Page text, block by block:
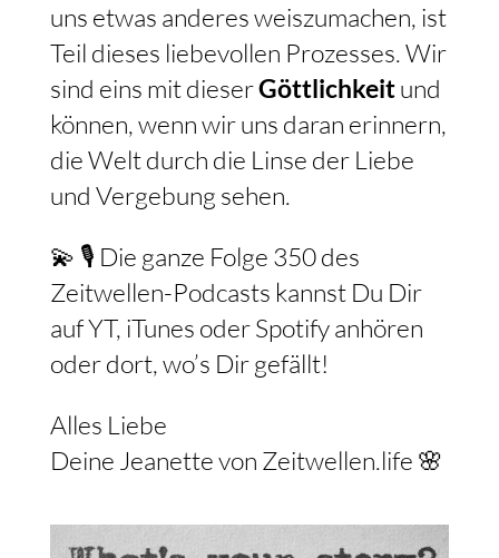
uns etwas anderes weiszumachen, ist
Teil dieses liebevollen Prozesses. Wir
sind eins mit dieserGöttlichkeitund
können, wenn wir uns daran erinnern,
die Welt durch die Linse der Liebe
und Vergebung sehen.
💫 🎙️ Die ganze Folge 350 des
Zeitwellen-Podcasts kannst Du Dir
auf YT, iTunes oder Spotify anhören
oder dort, wo’s Dir gefällt!
Alles Liebe
Deine Jeanette von Zeitwellen.life 🌸